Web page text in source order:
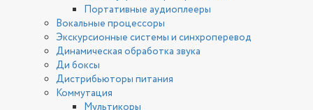
Портативные аудиоплееры
Вокальные процессоры
Экскурсионные системы и синхроперевод
Динамическая обработка звука
Ди боксы
Дистрибьюторы питания
Коммутация
Мультикоры